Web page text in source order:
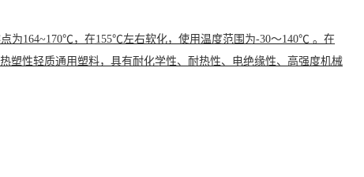
为164~170℃， 在155℃左右软化，使用温度范围为-30～140℃ 。在
性轻质通用塑料，具有耐化学性、耐热性、电绝缘性、高强度机械